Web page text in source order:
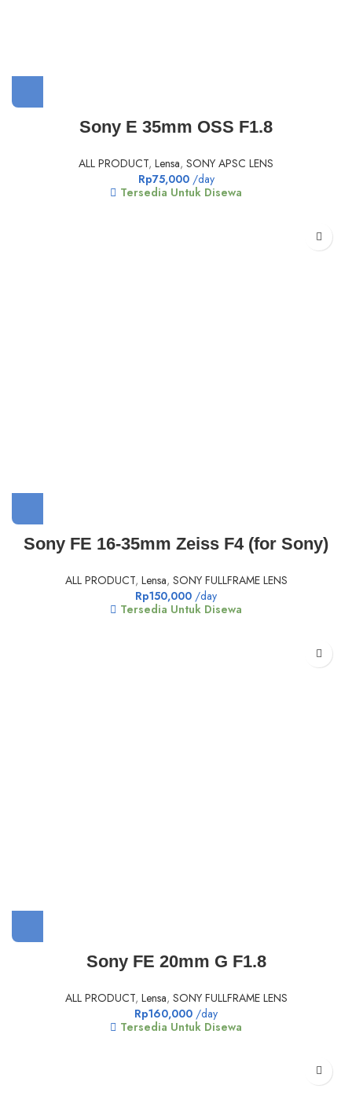
Sony E 35mm OSS F1.8
ALL PRODUCT, Lensa, SONY APSC LENS
Rp75,000/day
Tersedia Untuk Disewa
Sony FE 16-35mm Zeiss F4 (for Sony)
ALL PRODUCT, Lensa, SONY FULLFRAME LENS
Rp150,000 /day
Tersedia Untuk Disewa
Sony FE 20mm G F1.8
ALL PRODUCT, Lensa, SONY FULLFRAME LENS
Rp160,000 /day
Tersedia Untuk Disewa